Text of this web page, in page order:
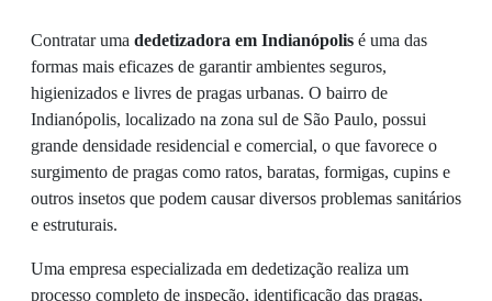
Contratar uma dedetizadora em Indianópolis é uma das
formas mais eficazes de garantir ambientes seguros,
higienizados e livres de pragas urbanas. O bairro de
Indianópolis, localizado na zona sul de São Paulo, possui
grande densidade residencial e comercial, o que favorece o
surgimento de pragas como ratos, baratas, formigas, cupins e
outros insetos que podem causar diversos problemas sanitários
e estruturais.
Uma empresa especializada em dedetização realiza um
processo completo de inspeção, identificação das pragas,